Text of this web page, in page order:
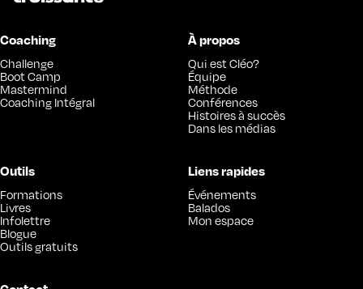
Coaching
Challenge
Boot Camp
Mastermind
Coaching Intégral
À propos
Qui est Cléo?
Équipe
Méthode
Conférences
Histoires à succès
Dans les médias
Outils
Formations
Livres
Infolettre
Blogue
Outils gratuits
Liens rapides
Événements
Balados
Mon espace